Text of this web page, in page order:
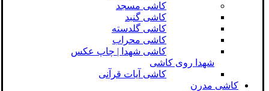
کاشی مسجد
کاشی گنبد
کاشی گلدسته
کاشی محراب
کاشی شهدا | چاپ عکس
شهدا روی کاشی
کاشی آیات قرآنی
کاشی مدرن